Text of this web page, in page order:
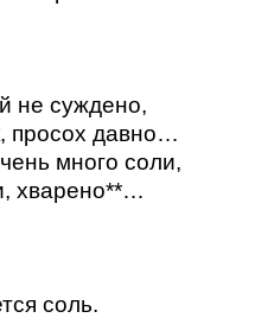
не суждено,
просох давно…
много соли,
хварено**…
соль.